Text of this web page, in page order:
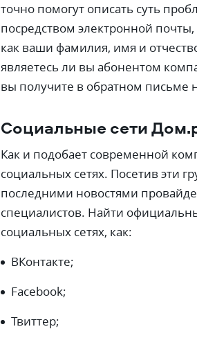
точно помогут описать суть
посредством электронной
как ваши фамилия, имя и
являетесь ли вы абонентом
вы получите в обратном письме
Социальные сети
Как и подобает современной
социальных сетях. Посетив эти
последними новостями
специалистов. Найти
социальных сетях, как:
ВКонтакте;
Facebook;
Твиттер;